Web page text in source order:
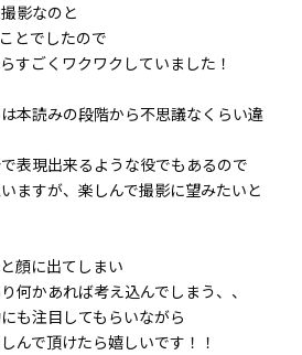
影なのと
とでしたので
すごくワクワクしていました！
本読みの段階から不思議なくらい違
表現出来るような役でもあるので
ますが、楽しんで撮影に望みたいと
顔に出てしまい
何かあれば考え込んでしまう、、
も注目してもらいながら
んで頂けたら嬉しいです！！